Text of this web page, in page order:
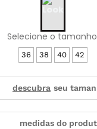
36 38 40 42
medidas do